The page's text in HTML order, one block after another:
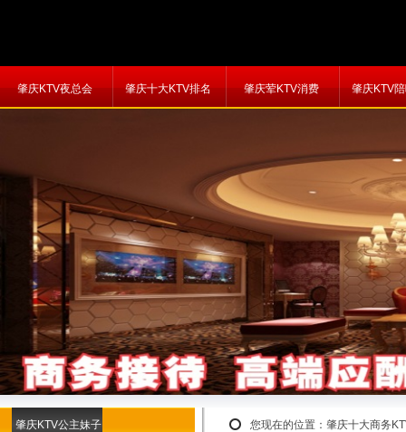
肇庆KTV夜总会 肇庆十大KTV排名 肇庆荤KTV消费 肇庆KTV
您现在的位置： 肇庆十大商务
肇庆KTV公主妹子